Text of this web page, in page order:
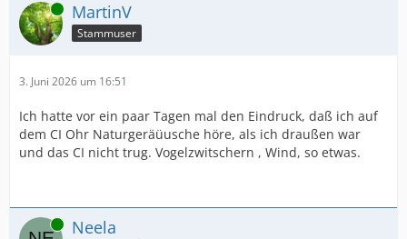
Online MartinV
Stammuser
3. Juni 2026 um 16:51
Ich hatte vor ein paar Tagen mal den Eindruck, daß ich auf
dem CI Ohr Naturgeräüusche höre, als ich draußen war
und das CI nicht trug. Vogelzwitschern , Wind, so etwas.
Online Neela